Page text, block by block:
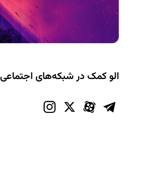
الو کمک در شبکه‌های اجتماعی